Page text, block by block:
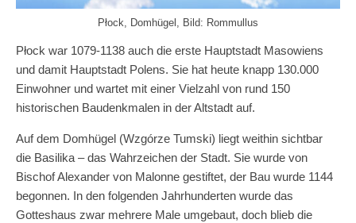
Płock, Domhügel, Bild: Rommullus
Płock war 1079-1138 auch die erste Hauptstadt Masowiens
und damit Hauptstadt Polens. Sie hat heute knapp 130.000
Einwohner und wartet mit einer Vielzahl von rund 150
historischen Baudenkmalen in der Altstadt auf.
Auf dem Domhügel (Wzgórze Tumski) liegt weithin sichtbar
die Basilika – das Wahrzeichen der Stadt. Sie wurde von
Bischof Alexander von Malonne gestiftet, der Bau wurde 1144
begonnen. In den folgenden Jahrhunderten wurde das
Gotteshaus zwar mehrere Male umgebaut, doch blieb die